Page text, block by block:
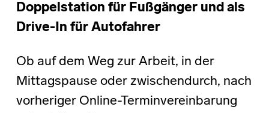
Doppelstation für Fußgänger und als
Drive-In für Autofahrer
Ob auf dem Weg zur Arbeit, in der
Mittagspause oder zwischendurch, nach
vorheriger Online-Terminvereinbarung